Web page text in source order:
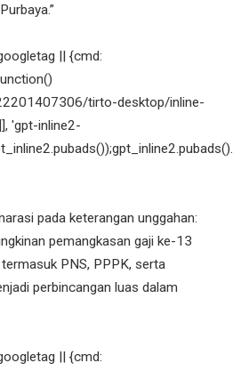
|| {cmd:
tirto-desktop/inline-
'gpt-inline2-
pada keterangan unggahan:
pemangkasan gaji ke-13
PNS, PPPK, serta
perbincangan luas dalam
|| {cmd: